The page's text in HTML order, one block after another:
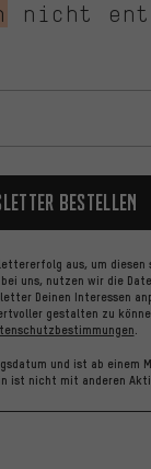
nicht
bestellen
aus, um diesen
uns, nutzen wir die
Deinen Interessen
gestalten zu
.
und ist ab einem
ist nicht mit anderen